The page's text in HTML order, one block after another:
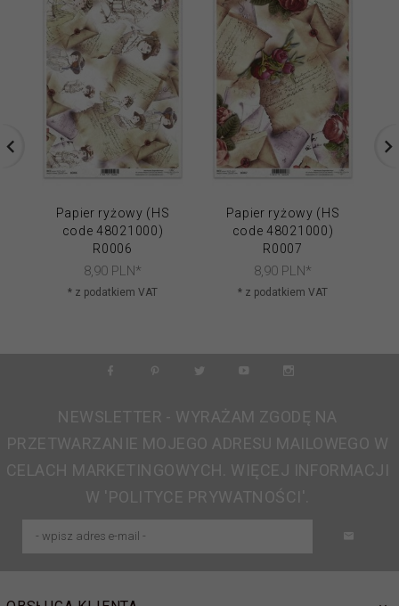
Papier ryżowy (HS
code 48021000)
R0006
8,90 PLN*
* z podatkiem VAT
Papier ryżowy (HS
code 48021000)
R0007
8,90 PLN*
* z podatkiem VAT
NEWSLETTER - WYRAŻAM ZGODĘ NA
PRZETWARZANIE MOJEGO ADRESU MAILOWEGO W
CELACH MARKETINGOWYCH. WIĘCEJ INFORMACJI
W 'POLITYCE PRYWATNOŚCI'.